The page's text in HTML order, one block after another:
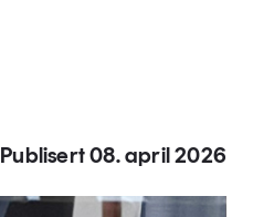
Publisert 08. april 2026